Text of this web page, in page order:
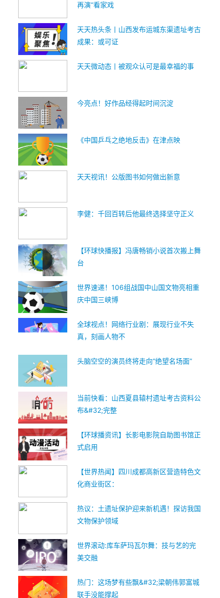
再演“看家戏
天天热头条丨山西发布运城东渠遗址考古
成果：或可证
天天微动态丨被观众认可是最幸福的事
今亮点！好作品经得起时间沉淀
《中国乒乓之绝地反击》在津点映
天天视讯！公版图书如何做出新意
李健：千回百转后他最终选择坚守正义
【环球快播报】冯唐畅销小说首次搬上舞
台
世界速递！106组战国中山国文物亮相重
庆中国三峡博
全球视点！网络行业剧：展现行业不失
真，刻画人物不
头脑空空的演员终将走向“绝望名场面”
当前快看：山西夏县辕村遗址考古资料公
布&#32;完整
【环球播资讯】长影电影院自助图书馆正
式启用
【世界热闻】四川成都高新区营造特色文
化商业街区：
热议：土遗址保护迎来新机遇！探访我国
文物保护领域
世界滚动:库车萨玛瓦尔舞：技与艺的完
美交融
热门：这场梦有些飘&#32;梁朝伟郭富城
联手没能撑起